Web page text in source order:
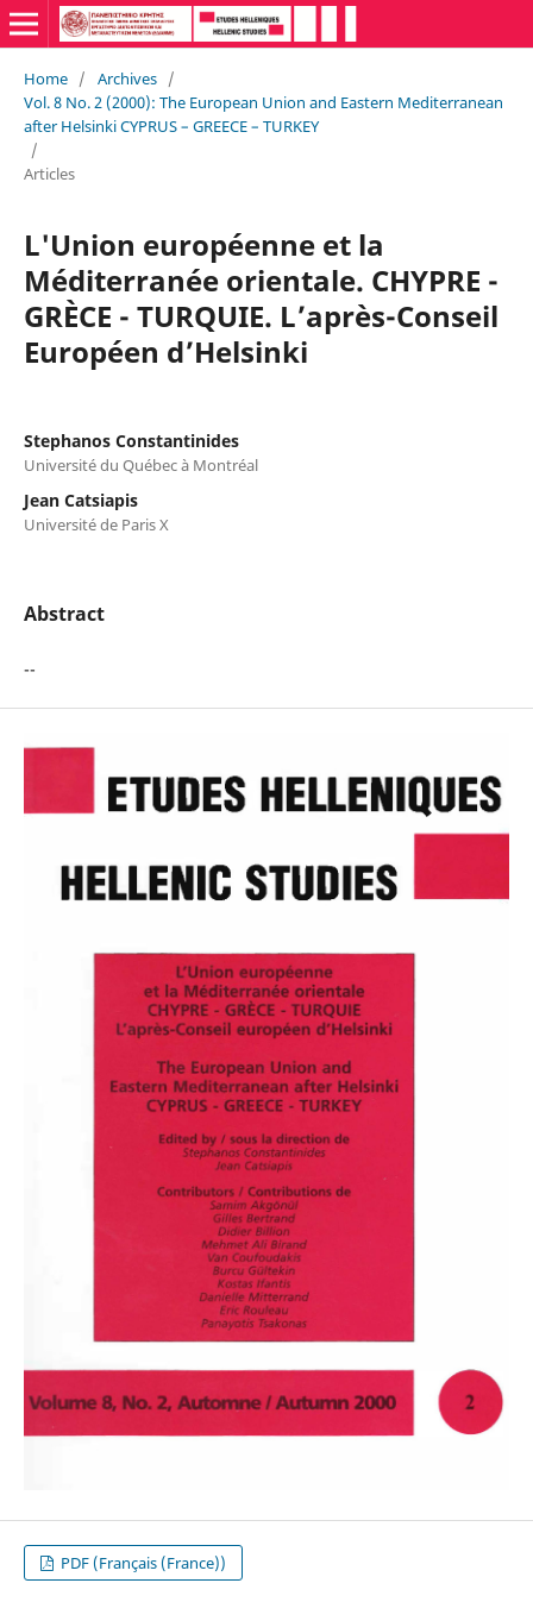
Home / Archives /
Vol. 8 No. 2 (2000): The European Union and Eastern Mediterranean
after Helsinki CYPRUS – GREECE – TURKEY
/
Articles
L'Union européenne et la
Méditerranée orientale. CHYPRE -
GRÈCE - TURQUIE. L’après-Conseil
Européen d’Helsinki
Stephanos Constantinides
Université du Québec à Montréal
Jean Catsiapis
Université de Paris X
Abstract
--
PDF (Français (France))